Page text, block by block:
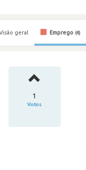
geral Emprego (4)
1
Votos